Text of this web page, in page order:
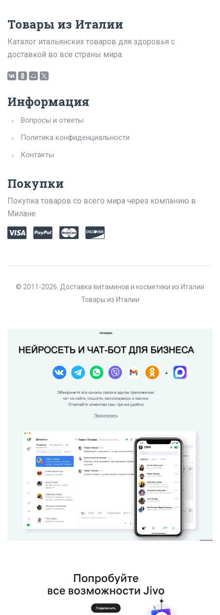
Товары из Италии
Каталог итальянских товаров для здоровья с
доставкой во все страны мира.
Информация
Вопросы и ответы
Политика конфиденциальности
Контакты
Покупки
Покупка товаров со всего мира через компанию в
Милане
© 2011-2026. Доставка витаминов и косметики из Италии
Товары из Италии